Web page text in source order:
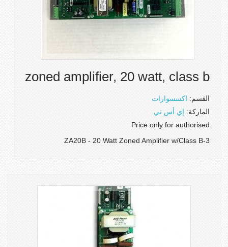
zoned amplifier, 20 watt, class b
القسم: اكسسوارات
الماركة: إي أس تي
Price only for authorised
3-ZA20B - 20 Watt Zoned Amplifier w/Class B